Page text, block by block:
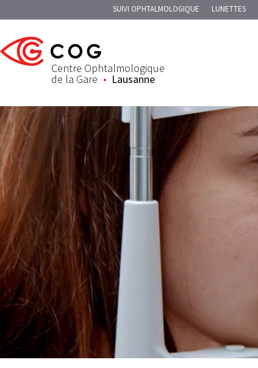
SUIVI OPHTALMOLOGIQUE LUNETTES
Centre Ophtalmologique
de la Gare Lausanne